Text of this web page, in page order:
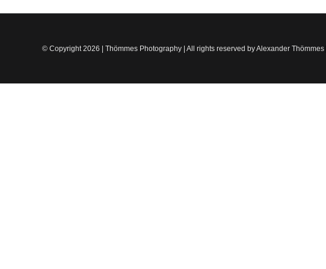
© Copyright2026 | Thömmes Photography | All rights reserved by Alexander Thömmes |